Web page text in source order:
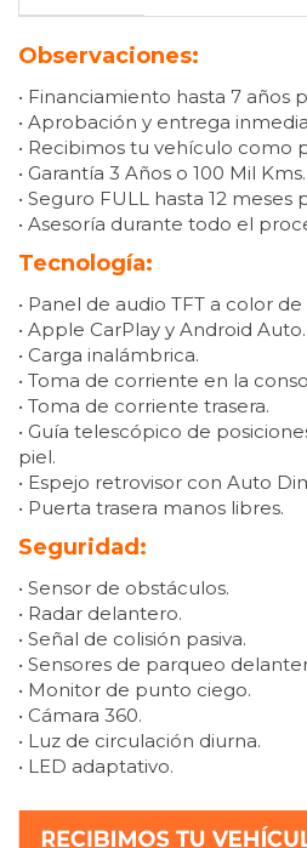
Observaciones:
• Financiamiento hasta 7 años
• Aprobación y entrega
• Recibimos tu vehículo como
• Garantía 3 Años o 100 Mil Kms.
• Seguro FULL hasta 12 meses
• Asesoría durante todo el
Tecnología:
• Panel de audio TFT a color de
• Apple CarPlay y Android Auto.
• Carga inalámbrica.
• Toma de corriente en la
• Toma de corriente trasera.
• Guía telescópico de
piel.
• Espejo retrovisor con Auto
• Puerta trasera manos libres.
Seguridad:
• Sensor de obstáculos.
• Radar delantero.
• Señal de colisión pasiva.
• Sensores de parqueo
• Monitor de punto ciego.
• Cámara 360.
• Luz de circulación diurna.
• LED adaptativo.